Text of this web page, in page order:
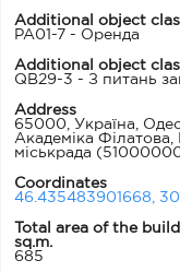
Additional object
PA01-7 - Оренда
Additional object
QB29-3 - З питань
Address
65000, Україна,
Академіка
міськрада
Coordinates
46.435483901668,
Total area of ​​the
sq.m.
685